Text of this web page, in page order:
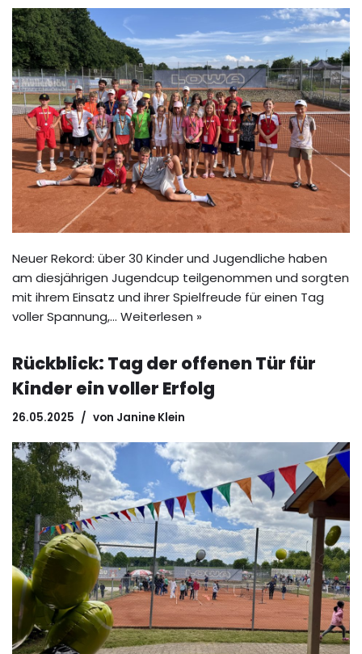
Neuer Rekord: über 30 Kinder und Jugendliche haben
am diesjährigen Jugendcup teilgenommen und sorgten
mit ihrem Einsatz und ihrer Spielfreude für einen Tag
voller Spannung,… Weiterlesen »
Rückblick: Tag der offenen Tür für
Kinder ein voller Erfolg
26.05.2025 von Janine Klein